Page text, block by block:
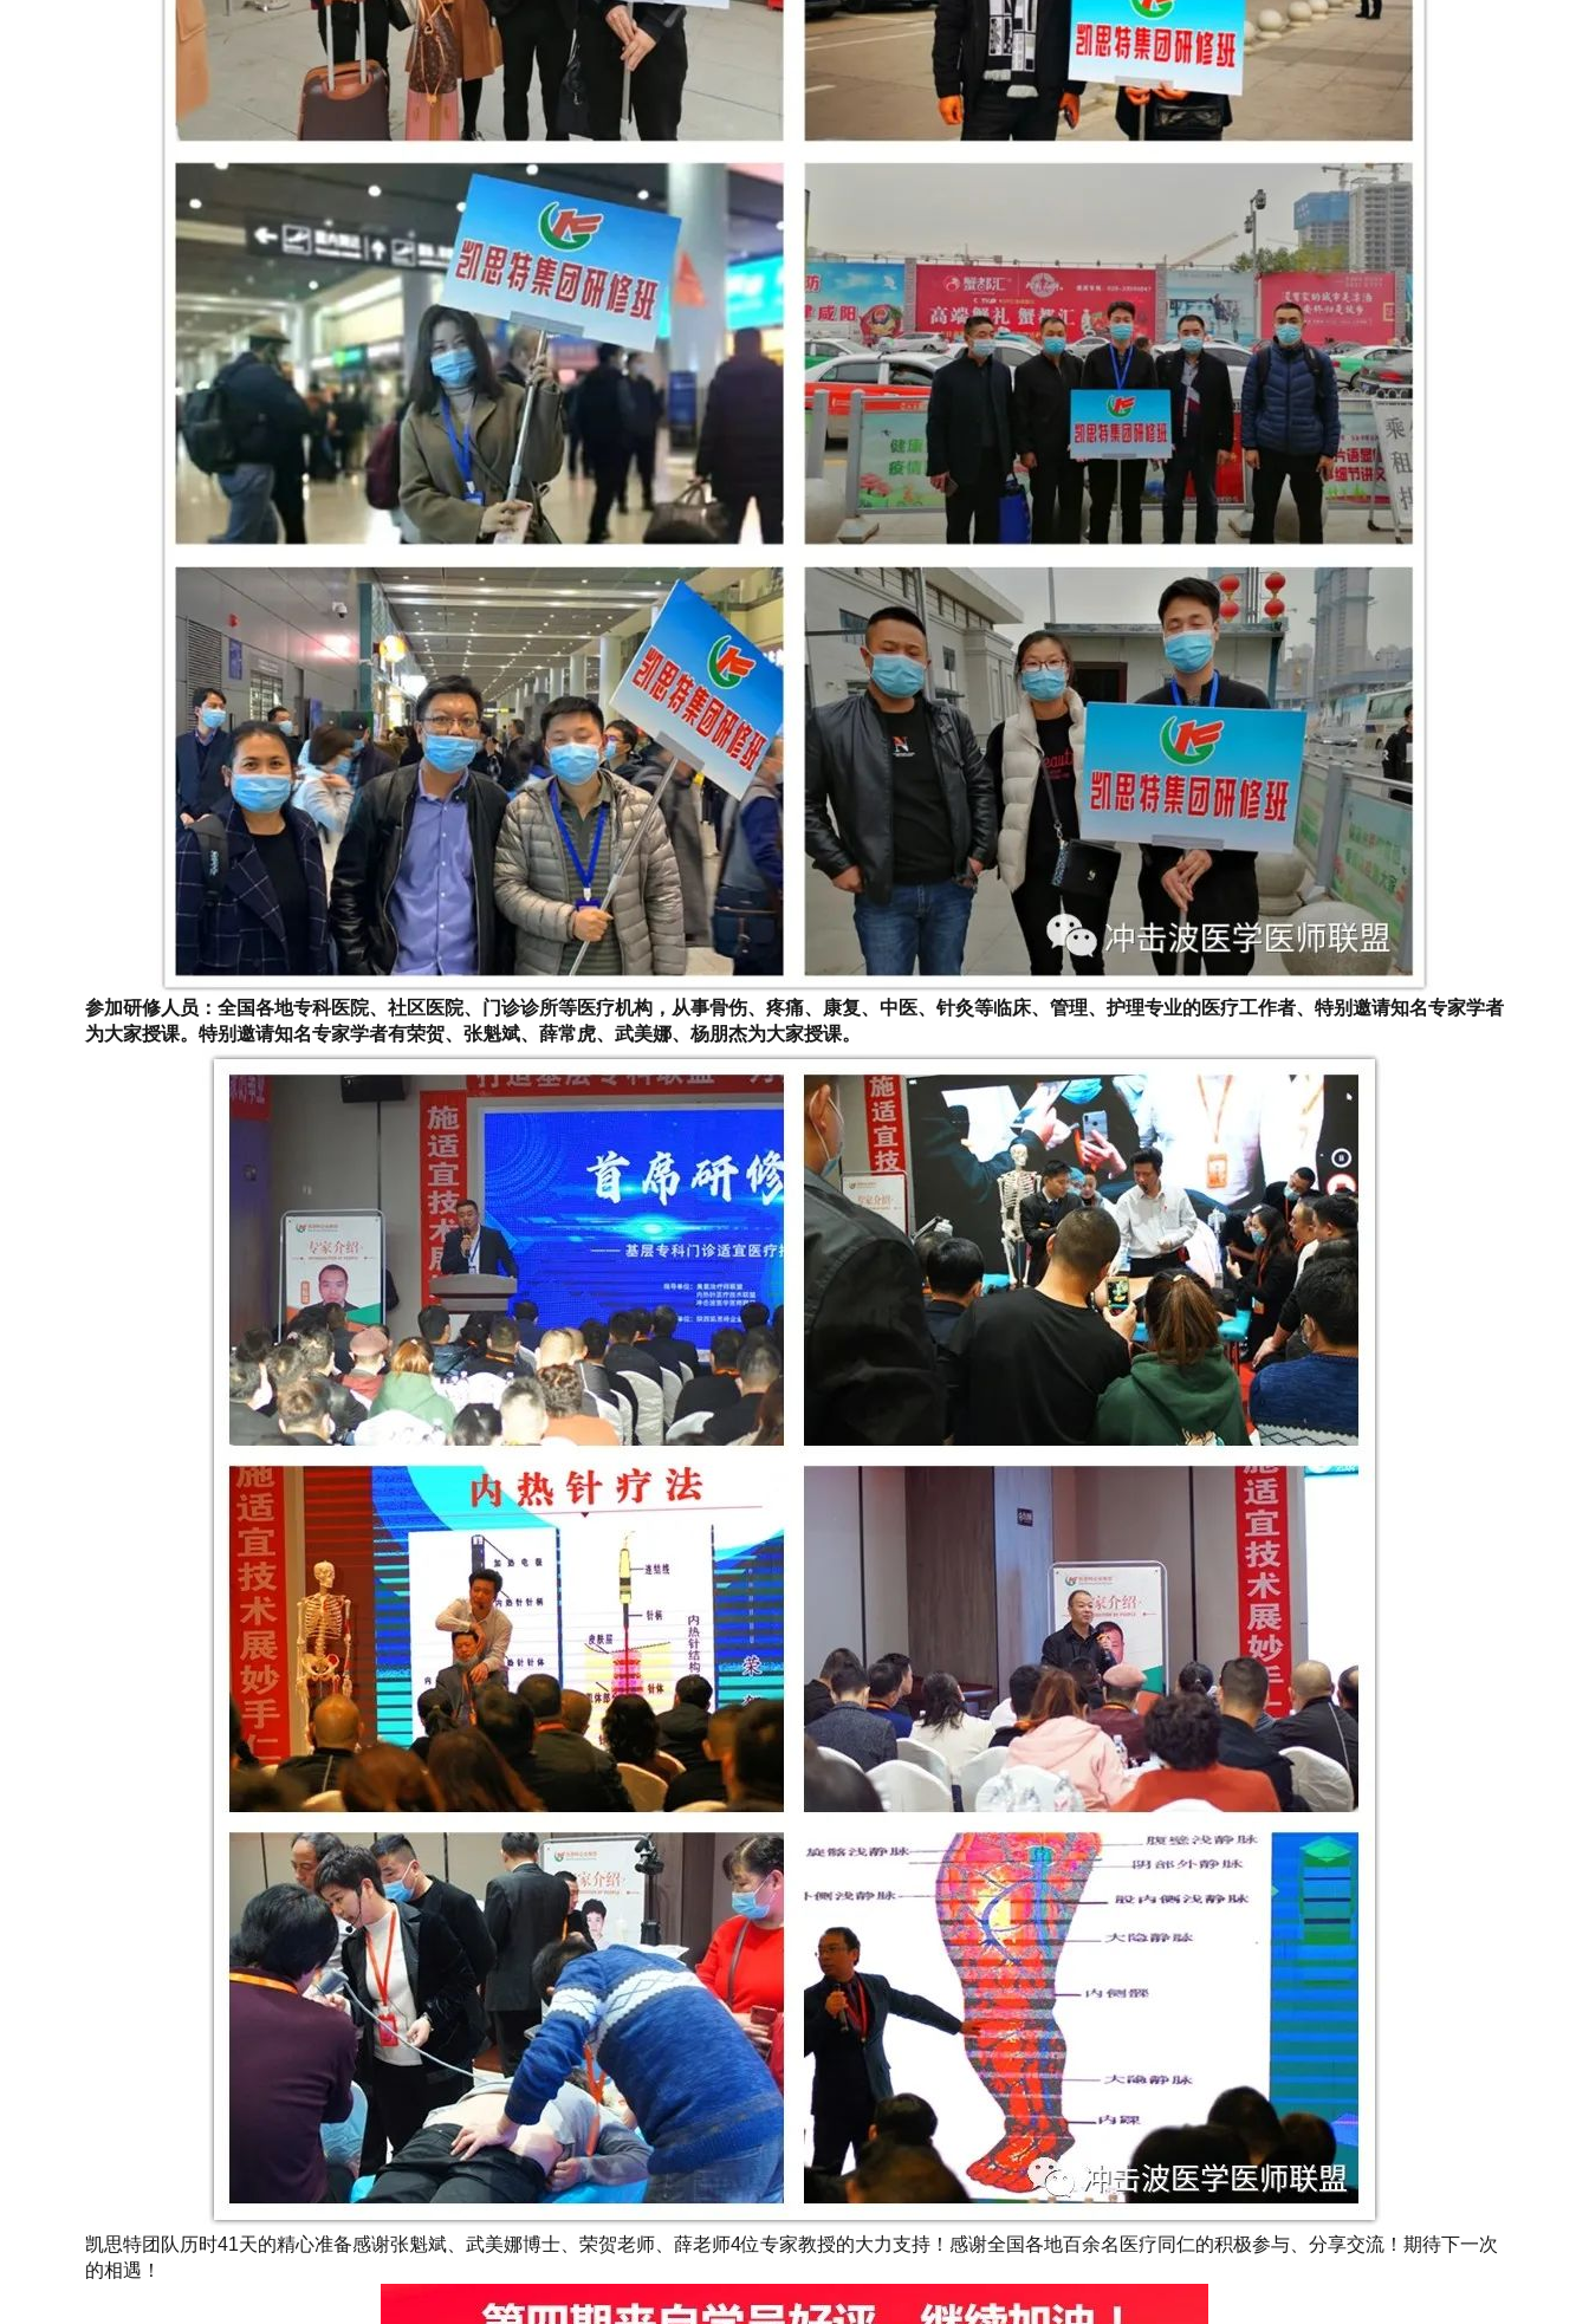
参加研修人员：全国各地专科医院、社区医院、门诊诊所等医疗机构，从事骨伤、疼痛、康复、中医、针灸等临床、管理、护理专业的医疗工作者、特别邀请知名专家学者
为大家授课。特别邀请知名专家学者有荣贺、张魁斌、薛常虎、武美娜、杨朋杰为大家授课。
凯思特团队历时41天的精心准备感谢张魁斌、武美娜博士、荣贺老师、薛老师4位专家教授的大力支持！感谢全国各地百余名医疗同仁的积极参与、分享交流！期待下一次
的相遇！